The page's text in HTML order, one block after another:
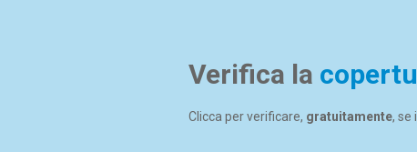
Verifica la
Clicca per verificare, gratuitamente, se